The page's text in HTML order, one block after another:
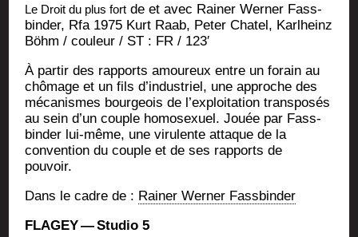
Le Droit du plus fort de et avec Rai­ner Wer­ner Fass­
bin­der, Rfa 1975 Kurt Raab, Peter Cha­tel, Karl­heinz
Böhm / cou­leur / ST : FR / 123′
À par­tir des rap­ports amou­reux entre un forain au
chô­mage et un fils d’in­dus­triel, une approche des
méca­nismes bour­geois de l’ex­ploi­ta­tion trans­po­sés
au sein d’un couple homo­sexuel. Jouée par Fass­
bin­der lui-même, une viru­lente attaque de la
conven­tion du couple et de ses rap­ports de
pouvoir.
Dans le cadre de : Rai­ner Wer­ner Fassbinder
FLAGEY — Stu­dio 5